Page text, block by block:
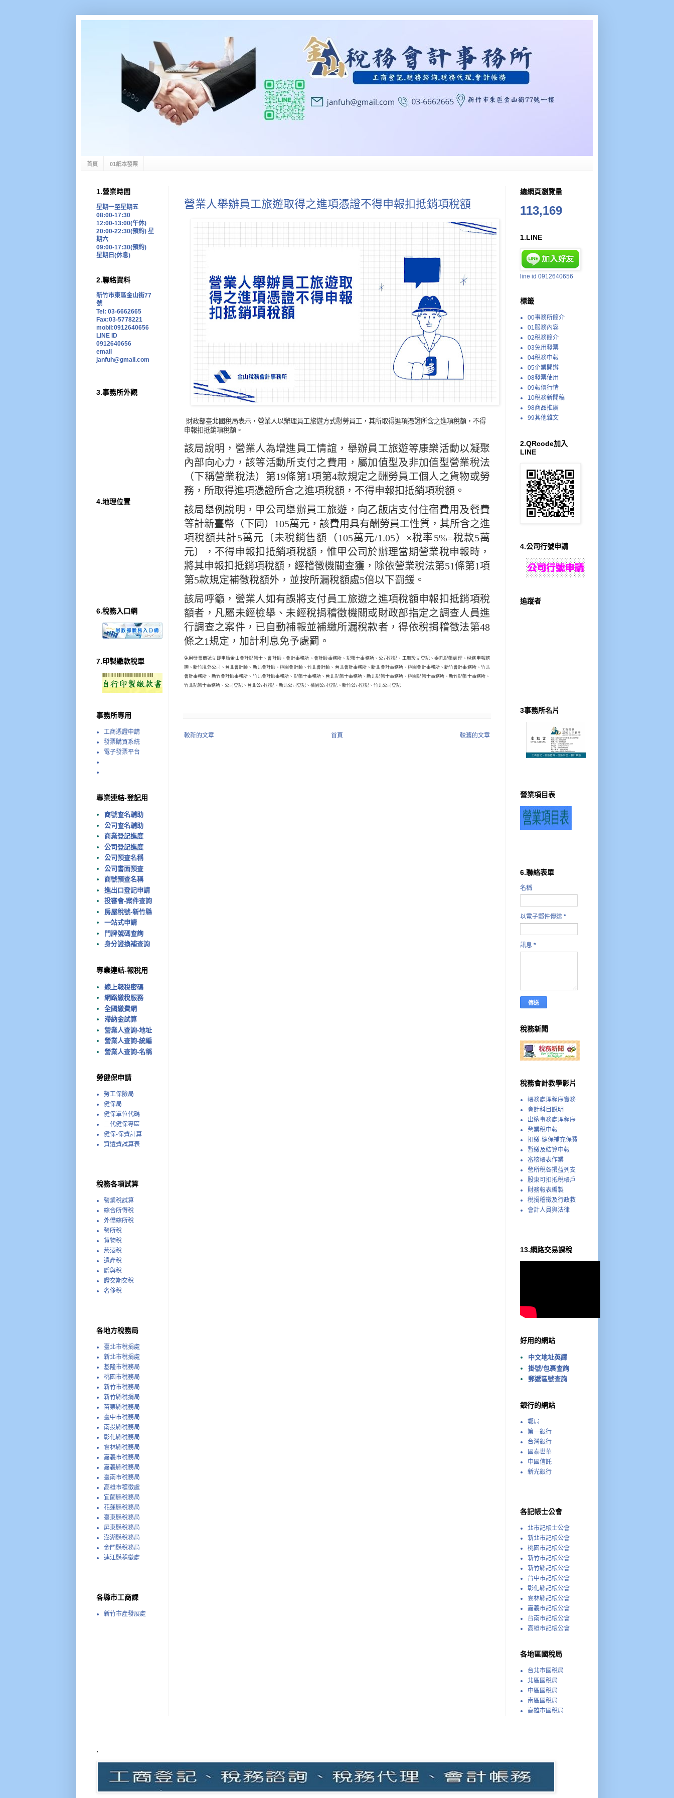
首頁 01紙本發票
營業人舉辦員工旅遊取得之進項憑證不得申報扣抵銷項稅額
財政部臺北國稅局表示，營業人以辦理員工旅遊方式慰勞員工，其所取得進項憑證所含之進項稅額，不得
申報扣抵銷項稅額。
該局說明，營業人為增進員工情誼，舉辦員工旅遊等康樂活動以凝聚
內部向心力，該等活動所支付之費用，屬加值型及非加值型營業稅法
（下稱營業稅法）第19條第1項第4款規定之酬勞員工個人之貨物或勞
務，所取得進項憑證所含之進項稅額，不得申報扣抵銷項稅額。
該局舉例說明，甲公司舉辦員工旅遊，向乙飯店支付住宿費用及餐費
等計新臺幣（下同）105萬元，該費用具有酬勞員工性質，其所含之進
項稅額共計5萬元〔未稅銷售額（105萬元/1.05）×稅率5%=稅款5萬
元〕，不得申報扣抵銷項稅額，惟甲公司於辦理當期營業稅申報時，
將其申報扣抵銷項稅額，經稽徵機關查獲，除依營業稅法第51條第1項
第5款規定補徵稅額外，並按所漏稅額處5倍以下罰鍰。
該局呼籲，營業人如有誤將支付員工旅遊之進項稅額申報扣抵銷項稅
額者，凡屬未經檢舉、未經稅捐稽徵機關或財政部指定之調查人員進
行調查之案件，已自動補報並補繳所漏稅款者，得依稅捐稽徵法第48
條之1規定，加計利息免予處罰。
免用發票商號立即申請金山會計記帳士、會計師、會計事務所、會計師事務所、記帳士事務所、公司登記、工廠設立登記、委託記帳處理、稅務申報諮
詢、新竹境外公司、台北會計師、新北會計師、桃園會計師、竹北會計師、台北會計事務所、新北會計事務所、桃園會計事務所、新竹會計事務所、竹北
會計事務所、新竹會計師事務所、竹北會計師事務所、記帳士事務所、台北記帳士事務所、新北記帳士事務所、桃園記帳士事務所、新竹記帳士事務所、
竹北記帳士事務所、公司登記、台北公司登記、新北公司登記、桃園公司登記、新竹公司登記、竹北公司登記
較新的文章 較舊的文章
首頁
1.營業時間
星期一至星期五
08:00-17:30
12:00-13:00(午休)
20:00-22:30(預約) 星
期六
09:00-17:30(預約)
星期日 (休息)
2.聯絡資料
新竹市東區金山街77
號
Tel: 03-6662665
Fax:03-5778221
mobil:0912640656
LINE ID
0912640656
email
janfuh@gmail.com
3.事務所外觀
4.地理位置
6.稅務入口網
7.印製繳款稅單
事務所專用
工商憑證申請
發票購買系統
電子發票平台
專業連結-登記用
商號查名輔助
公司查名輔助
商業登記進度
公司登記進度
公司預查名稱
公司書面預查
商號預查名稱
進出口登記申請
投審會-案件查詢
房屋稅號-新竹縣
一站式申請
門牌號碼查詢
身分證換補查詢
專業連結-報稅用
線上報稅密碼
網路繳稅服務
全國繳費網
滯納金試算
營業人查詢-地址
營業人查詢-統編
營業人查詢-名稱
勞健保申請
勞工保險局
健保局
健保單位代碼
二代健保專區
健保-保費計算
資遺費試算表
稅務各項試算
營業稅試算
綜合所得稅
外僑綜所稅
營所稅
貨物稅
菸酒稅
遺產稅
贈與稅
證交期交稅
奢侈稅
各地方稅務局
臺北市稅捐處
新北市稅捐處
基隆市稅務局
桃園市稅務局
新竹市稅務局
新竹縣稅捐局
苗栗縣稅務局
臺中市稅務局
南投縣稅務局
彰化縣稅務局
雲林縣稅務局
嘉義市稅務局
嘉義縣稅務局
臺南市稅務局
高雄市稽徵處
宜蘭縣稅務局
花蓮縣稅務局
臺東縣稅務局
屏東縣稅務局
澎湖縣稅務局
金門縣稅務局
連江縣稽徵處
各縣市工商課
新竹市產發展處
總網頁瀏覽量
113,169
1.LINE
line id 0912640656
標籤
00事務所簡介
01服務內容
02稅務簡介
03免用發票
04稅務申報
05企業開辦
08發票使用
09報價行情
10稅務新聞稿
98商品推廣
99其他雜文
2.QRcode加入
LINE
4.公司行號申請
追蹤者
3事務所名片
營業項目表
6.聯絡表單
名稱
以電子郵件傳送 *
訊息 *
稅務新聞
稅務會計教學影片
帳務處理程序實務
會計科目說明
出納事務處理程序
營業稅申報
扣繳-健保補充保費
暫繳及結算申報
審核帳表作業
營所稅各損益列支
股東可扣抵稅帳戶
財務報表編製
稅捐稽徵及行政救
會計人員與法律
13.網路交易課稅
好用的網站
中文地址英譯
掛號/包裹查詢
郵遞區號查詢
銀行的網站
郵局
第一銀行
台灣銀行
國泰世華
中國信託
新光銀行
各記帳士公會
北市記帳士公會
新北市記帳公會
桃園市記帳公會
新竹市記帳公會
新竹縣記帳公會
台中市記帳公會
彰化縣記帳公會
雲林縣記帳公會
嘉義市記帳公會
台南市記帳公會
高雄市記帳公會
各地區國稅局
台北市國稅局
北區國稅局
中區國稅局
南區國稅局
高雄市國稅局
.